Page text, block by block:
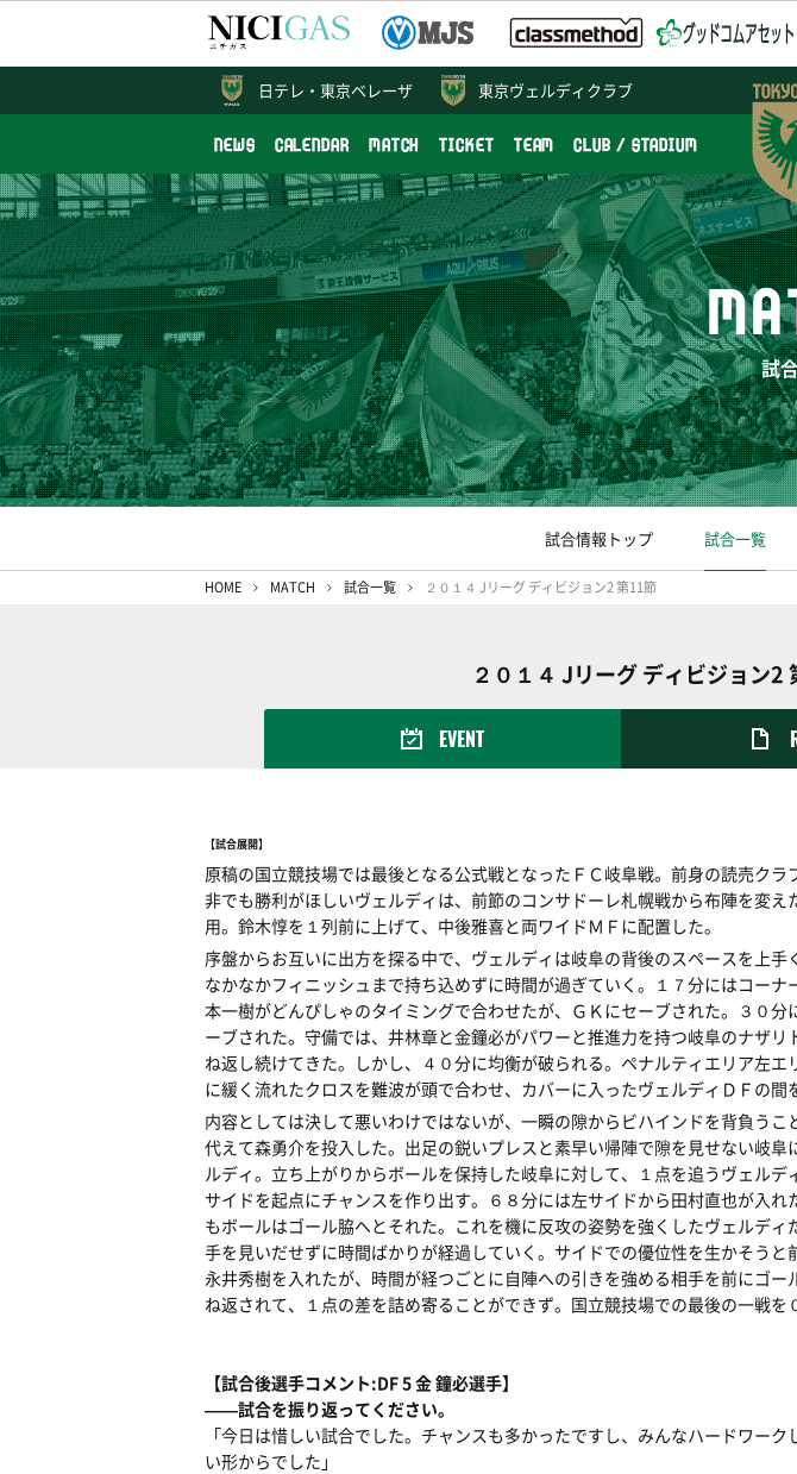
東京ヴェルディクラブ
NEWS CALENDAR MATCH TICKET TEAM CLUB / STADIUM
日テレ・ 東京ベレーザ
試
試合情報トップ 試合一覧
HOME MATCH 試合一覧 ２０１４ Jリーグ ディビジョン2 第11節
２０１４ Jリーグ ディビジョン
EVENT
【試合展開】
原稿の国立競技場では最後となる公式戦となったＦＣ岐阜戦。前身の読売ク
非でも勝利がほしいヴェルディは、前節のコンサドーレ札幌戦から布陣を変
用。鈴木惇を１列前に上げて、中後雅喜と両ワイドＭＦに配置した。
序盤からお互いに出方を探る中で、ヴェルディは岐阜の背後のスペースを上
なかなかフィニッシュまで持ち込めずに時間が過ぎていく。１７分にはコー
本一樹がどんぴしゃのタイミングで合わせたが、ＧＫにセーブされた。３０
ーブされた。守備では、井林章と金鐘必がパワーと推進力を持つ岐阜のナザ
ね返し続けてきた。しかし、４０分に均衡が破られる。ペナルティエリア左
に緩く流れたクロスを難波が頭で合わせ、カバーに入ったヴェルディＤＦの間
内容としては決して悪いわけではないが、一瞬の隙からビハインドを背負う
代えて森勇介を投入した。出足の鋭いプレスと素早い帰陣で隙を見せない岐
ルディ。立ち上がりからボールを保持した岐阜に対して、１点を追うヴェル
サイドを起点にチャンスを作り出す。６８分には左サイドから田村直也が入
もボールはゴール脇へとそれた。これを機に反攻の姿勢を強くしたヴェルデ
手を見いだせずに時間ばかりが経過していく。サイドでの優位性を生かそう
永井秀樹を入れたが、時間が経つごとに自陣への引きを強める相手を前にゴ
ね返されて、１点の差を詰め寄ることができず。国立競技場での最後の一戦を
【試合後選手コメント:DF 5 金 鐘必選手】
――試合を振り返ってください。
「今日は惜しい試合でした。チャンスも多かったですし、みんなハードワー
い形からでした」